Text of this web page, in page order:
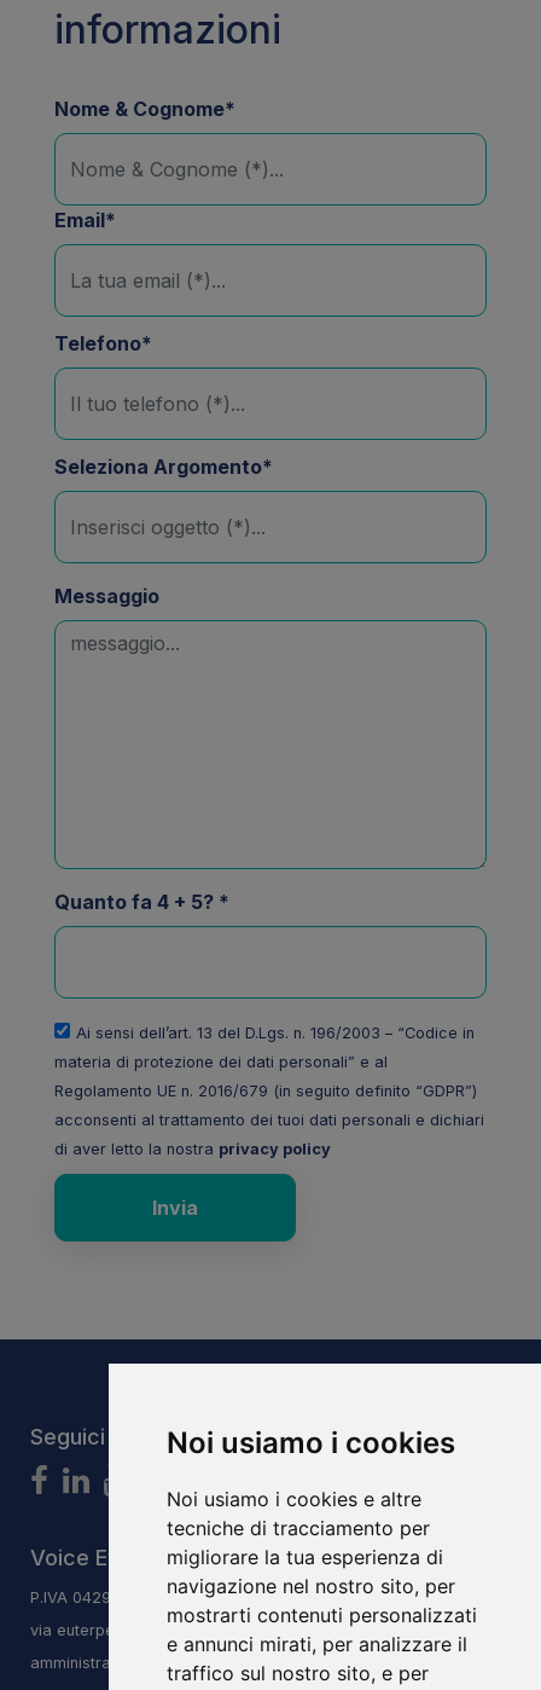
Noi usiamo i cookies
Noi usiamo i cookies e altre
tecniche di tracciamento per
migliorare la tua esperienza di
navigazione nel nostro sito, per
mostrarti contenuti personalizzati
e annunci mirati, per analizzare il
traffico sul nostro sito, e per
informazioni
Nome & Cognome*
Email*
Telefono*
Seleziona Argomento*
Messaggio
Quanto fa 4 + 5? *
Ai sensi dell’art. 13 del D.Lgs. n. 196/2003 – “Codice in
materia di protezione dei dati personali” e al
Regolamento UE n. 2016/679 (in seguito definito “GDPR”)
acconsenti al trattamento dei tuoi dati personali e dichiari
di aver letto la nostra privacy policy
Invia
Seguici
Voice Evolution System S.r.l.s
P.IVA 04293240406
via euterpe 3/q, 47923, Rimini, RN
amministrazione@vesitalia.it